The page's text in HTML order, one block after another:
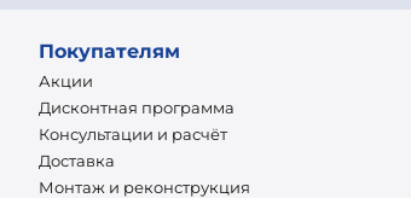
Покупателям
Акции
Дисконтная программа
Консультации и расчёт
Доставка
Монтаж и реконструкция